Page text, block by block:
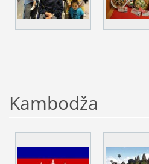
Kambodža